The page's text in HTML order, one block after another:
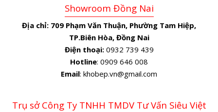
Showroom Đồng Nai
Địa chỉ: 709 Phạm Văn Thuận, Phường Tam Hiệp,
TP.Biên Hòa, Đồng Nai
Điện thoại:0932 739 439
Hotline: 0909 646 008
Email: khobep.vn@gmail.com
Trụ sở Công Ty TNHH TMDV Tư Vấn Siêu Việt